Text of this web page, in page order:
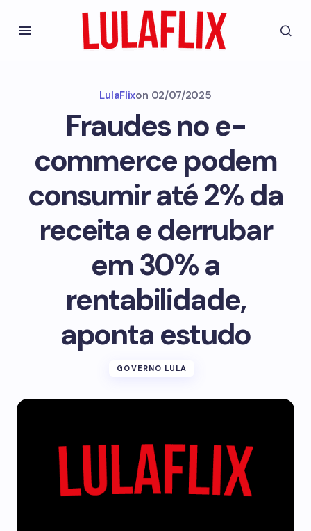
LulaFlixon 02/07/2025
Fraudes no e-
commerce podem
consumir até 2% da
receita e derrubar
em 30% a
rentabilidade,
aponta estudo
GOVERNO LULA